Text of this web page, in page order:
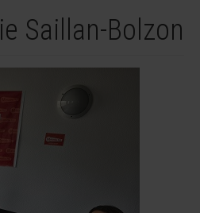
Saillan-Bolzon